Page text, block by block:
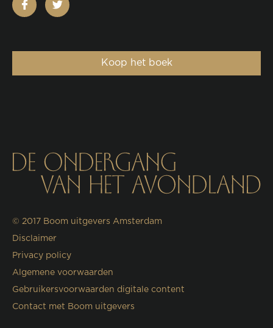
Koop het boek
© 2017 Boom uitgevers Amsterdam
Disclaimer
Privacy policy
Algemene voorwaarden
Gebruikersvoorwaarden digitale content
Contact met Boom uitgevers